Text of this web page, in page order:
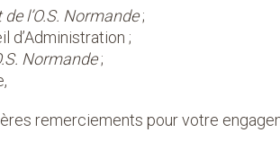
l’O.S. Normande;
d’Administration ;
Normande;
remerciements pour votre